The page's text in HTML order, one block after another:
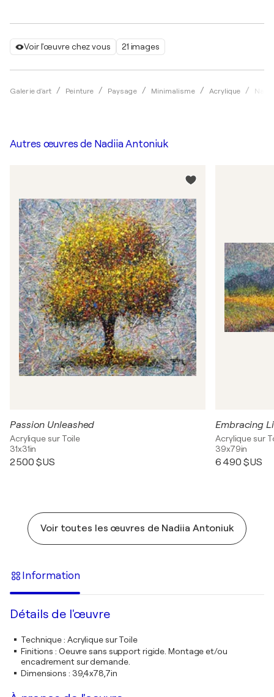
Voir l'œuvre chez vous 21 images
Galerie d'art Peinture Paysage Minimalisme Acrylique
Autres œuvres de Nadiia Antoniuk
Passion Unleashed
Acrylique sur Toile
31x31in
2 500 $US
Embracing
Acrylique sur
39x79in
6 490 $US
Voir toutes les œuvres de Nadiia Antoniuk
Information
Détails de l'œuvre
Technique: Acrylique sur Toile
Finitions : Oeuvre sans support rigide. Montage et/ou
encadrement sur demande.
Dimensions : 39,4x78,7in